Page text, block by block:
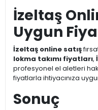
İzeltaş
Uygun
İzeltaş online satış
lokma takımı fiyatları,
profesyonel el aletleri
fiyatlarla ihtiyacınıza
Sonuç